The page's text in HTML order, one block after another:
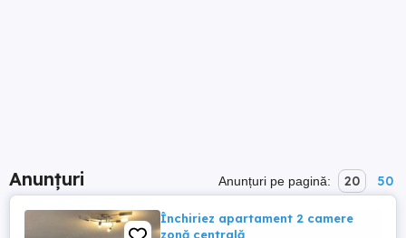
Anunțuri Anunțuri pe pagină: 20 50
Închiriez apartament 2 camere
zonă centrală